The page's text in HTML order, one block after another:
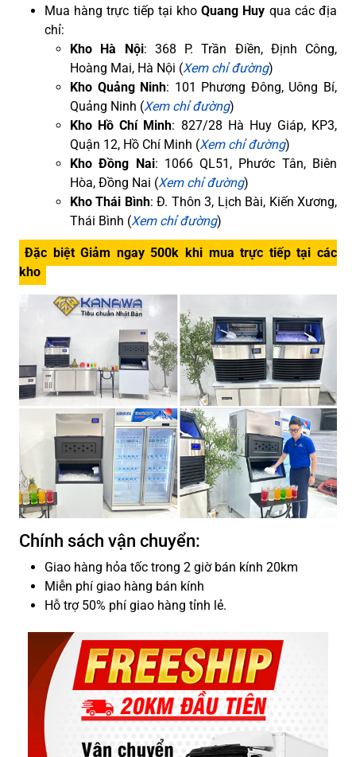
Mua hàng trực tiếp tại khoQuang Huy qua các địa
chỉ:
Kho Hà Nội: 368 P. Trần Điền, Định Công,
Hoàng Mai, Hà Nội (Xem chỉ đường)
Kho Quảng Ninh: 101 Phương Đông, Uông Bí,
Quảng Ninh (Xem chỉ đường)
Kho Hồ Chí Minh: 827/28 Hà Huy Giáp, KP3,
Quận 12, Hồ Chí Minh (Xem chỉ đường)
Kho Đồng Nai: 1066 QL51, Phước Tân, Biên
Hòa, Đồng Nai (Xem chỉ đường)
Kho Thái Bình: Đ. Thôn 3, Lịch Bài, Kiến Xương,
Thái Bình (Xem chỉ đường)
Đặc biệt Giảm ngay 500k khi mua trực tiếp tại các
kho
Chính sách vận chuyển:
Giao hàng hỏa tốc trong 2 giờ bán kính 20km
Miễn phí giao hàng bán kính
Hỗ trợ 50% phí giao hàng tỉnh lẻ.